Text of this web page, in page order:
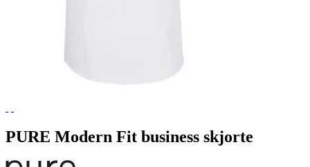
PURE Modern Fit business skjorte